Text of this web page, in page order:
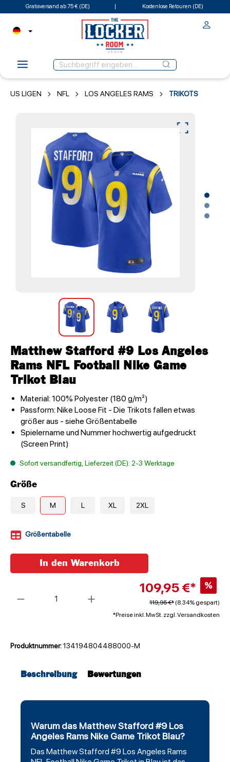
Gratisversand ab 75 € (DE) Kostenlose Retouren (DE)
US LIGEN NFL LOS ANGELES RAMS TRIKOTS
Matthew Stafford #9 Los Angeles
Rams NFL Football Nike Game
Trikot Blau
Material: 100% Polyester (180 g/m²)
Passform: Nike Loose Fit - Die Trikots fallen etwas
größer aus - siehe Größentabelle
Spielername und Nummer hochwertig aufgedruckt
(Screen Print)
Sofort versandfertig, Lieferzeit (DE): 2-3 Werktage
Größe
S M L XL 2XL
Größentabelle
109,95 €* %
119,95 €* (8.34% gespart)
*Preise inkl. MwSt. zzgl. Versandkosten
In den Warenkorb
Produktnummer:134194804488000-M
Beschreibung Bewertungen
Warum das Matthew Stafford #9 Los
Angeles Rams Nike Game Trikot Blau?
Das MatthewStafford#9 Los Angeles Rams